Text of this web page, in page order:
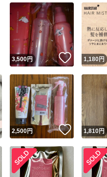
いいね！
3,500円 いいね！
1,180円
いいね！
2,500円 いいね！
1,810円